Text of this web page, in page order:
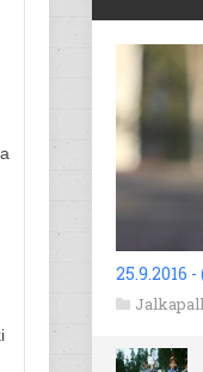
25.9.2016